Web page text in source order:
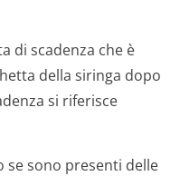
di scadenza che è
della siringa dopo
si riferisce
se sono presenti delle